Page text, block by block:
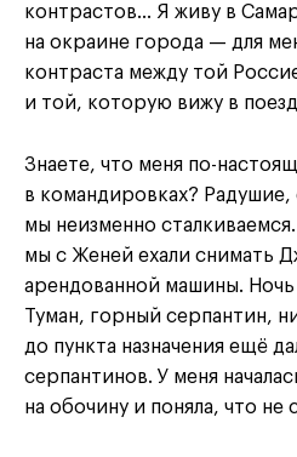
контрастов… Я живу в
на окраине города — для
контраста между той
и той, которую вижу в
Знаете, что меня по-
в командировках?
мы неизменно
мы с Женей ехали снимать
арендованной машины. Ночь
Туман, горный серпантин,
до пункта назначения ещё
серпантинов. У меня
на обочину и поняла, что не